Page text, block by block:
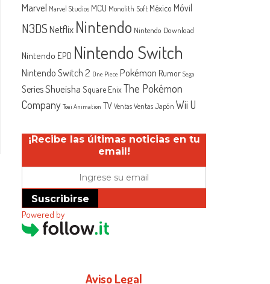
Marvel Marvel Studios MCU Monolith Soft México Móvil
N3DSNetflix Nintendo Nintendo Download
Nintendo EPD Nintendo Switch
Nintendo Switch 2 One Piece Pokémon Rumor Sega
SeriesShueisha Square EnixThe Pokémon
Company Toei Animation TV Ventas Ventas Japón Wii U
¡Recibe las últimas noticias en tu
email!
Suscribirse
Powered by
Aviso Legal